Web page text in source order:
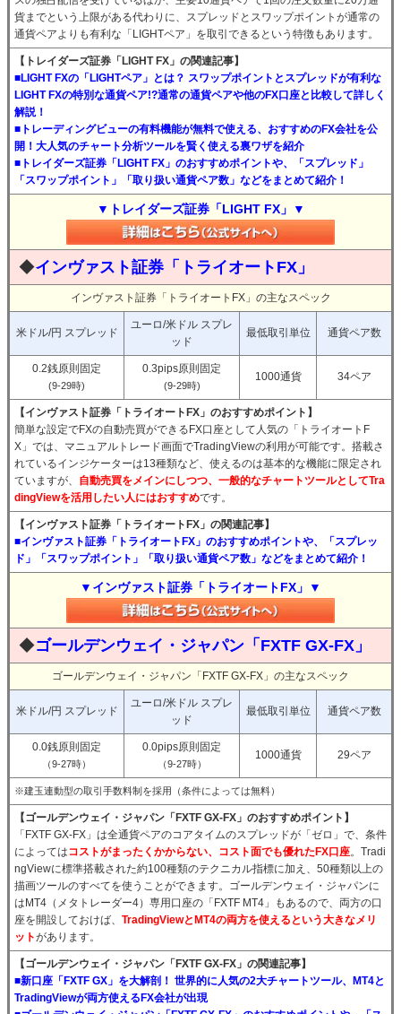
貨までという上限がある代わりに、スプレッドとスワップポイントが通常の
通貨ペアよりも有利な「LIGHTペア」を取引できるという特徴もあります。
【トレイダーズ証券「LIGHT FX」の関連記事】
■LIGHT FXの「LIGHTペア」とは？ スワップポイントとスプレッドが有利な
LIGHT FXの特別な通貨ペア!?通常の通貨ペアや他のFX口座と比較して詳しく
解説！
■トレーディングビューの有料機能が無料で使える、おすすめのFX会社を公
開！大人気のチャート分析ツールを賢く使える裏ワザを紹介
■トレイダーズ証券「LIGHT FX」のおすすめポイントや、「スプレッド」
「スワップポイント」「取り扱い通貨ペア数」などをまとめて紹介！
▼トレイダーズ証券「LIGHT FX」▼
◆インヴァスト証券「トライオートFX」
インヴァスト証券「トライオートFX」の主なスペック
米ドル/円 スプレッド
ユーロ/米ドル スプレ
ッド
最低取引単位 通貨ペア数
0.2銭原則固定
(9-29時)
0.3pips原則固定
(9-29時)
1000通貨 34ペア
【インヴァスト証券「トライオートFX」のおすすめポイント】
簡単な設定でFXの自動売買ができるFX口座として人気の「トライオートF
X」では、マニュアルトレード画面でTradingViewの利用が可能です。搭載さ
れているインジケーターは13種類など、使えるのは基本的な機能に限定され
ていますが、 自動売買をメインにしつつ、一般的なチャートツールとしてTra
dingViewを活用したい人にはおすすめです。
【インヴァスト証券「トライオートFX」の関連記事】
■インヴァスト証券「トライオートFX」のおすすめポイントや、「スプレッ
ド」「スワップポイント」「取り扱い通貨ペア数」などをまとめて紹介！
▼インヴァスト証券「トライオートFX」▼
◆ゴールデンウェイ・ジャパン「FXTF GX-FX」
ゴールデンウェイ・ジャパン「FXTF GX-FX」の主なスペック
米ドル/円 スプレッド
ユーロ/米ドル スプレ
ッド
最低取引単位 通貨ペア数
0.0銭原則固定
（9-27時）
0.0pips原則固定
（9-27時）
1000通貨 29ペア
※建玉連動型の取引手数料制を採用（条件によっては無料）
【ゴールデンウェイ・ジャパン「FXTF GX-FX」のおすすめポイント】
「FXTF GX-FX」は全通貨ペアのコアタイムのスプレッドが「ゼロ」で、条件
によってはコストがまったくかからない、コスト面でも優れたFX口座。Tradi
ngViewに標準搭載された約100種類のテクニカル指標に加え、50種類以上の
描画ツールのすべてを使うことができます。ゴールデンウェイ・ジャパンに
はMT4（メタトレーダー4）専用口座の「FXTF MT4」もあるので、両方の口
座を開設しておけば、 TradingViewとMT4の両方を使えるという大きなメリ
ットがあります。
【ゴールデンウェイ・ジャパン「FXTF GX-FX」の関連記事】
■新口座「FXTF GX」を大解剖！ 世界的に人気の2大チャートツール、MT4と
TradingViewが両方使えるFX会社が出現